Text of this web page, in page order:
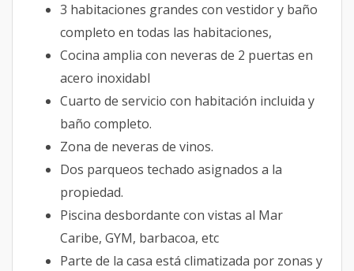
3 habitaciones grandes con vestidor y baño
completo en todas las habitaciones,
Cocina amplia con neveras de 2 puertas en
acero inoxidabl
Cuarto de servicio con habitación incluida y
baño completo.
Zona de neveras de vinos.
Dos parqueos techado asignados a la
propiedad.
Piscina desbordante con vistas al Mar
Caribe, GYM, barbacoa, etc
Parte de la casa está climatizada por zonas y